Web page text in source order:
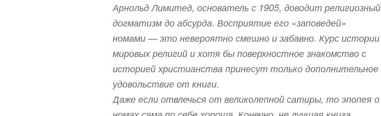
Арнольд Лимитед, основатель с 1905, доводит религиозный
догматизм до абсурда. Восприятие его «заповедей»
номами — это невероятно смешно и забавно. Курс истории
мировых религий и хотя бы поверхностное знакомство с
историей христианства принесут только дополнительное
удовольствие от книги.
Даже если отвлечься от великолепной сатиры, то эпопея о